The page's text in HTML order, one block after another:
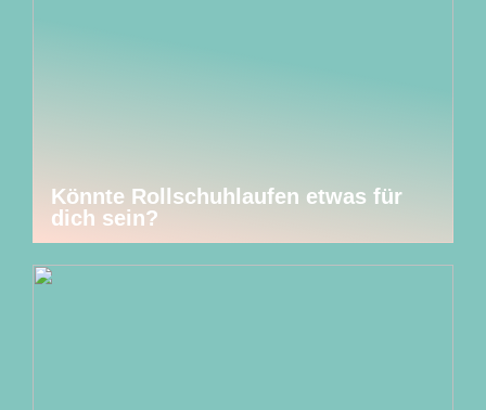
Könnte Rollschuhlaufen etwas für
dich sein?